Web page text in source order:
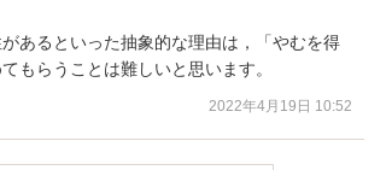
あるといった抽象的な理由は，「やむを得
もらうことは難しいと思います。
2022年4月19日 10:52